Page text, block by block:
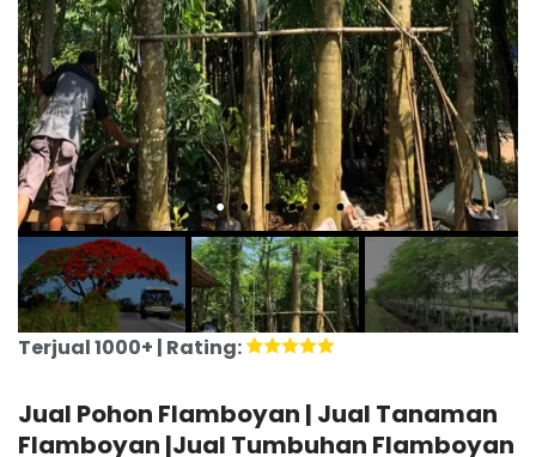
Terjual 1000+ | Rating:
Jual Pohon Flamboyan | Jual Tanaman
Flamboyan |Jual Tumbuhan Flamboyan